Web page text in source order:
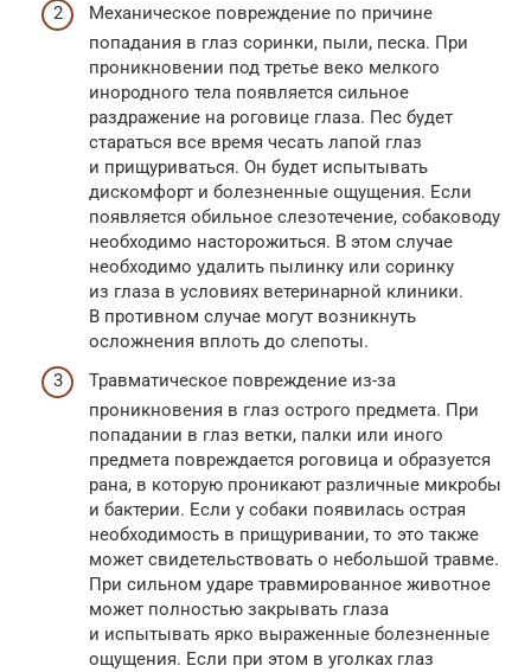
Механическое повреждение по причине
попадания в глаз соринки, пыли, песка. При
проникновении под третье веко мелкого
инородного тела появляется сильное
раздражение на роговице глаза. Пес будет
стараться все время чесать лапой глаз
и прищуриваться. Он будет испытывать
дискомфорт и болезненные ощущения. Если
появляется обильное слезотечение, собаководу
необходимо насторожиться. В этом случае
необходимо удалить пылинку или соринку
из глаза в условиях ветеринарной клиники.
В противном случае могут возникнуть
осложнения вплоть до слепоты.
Травматическое повреждение из-за
проникновения в глаз острого предмета. При
попадании в глаз ветки, палки или иного
предмета повреждается роговица и образуется
рана, в которую проникают различные микробы
и бактерии. Если у собаки появилась острая
необходимость в прищуривании, то это также
может свидетельствовать о небольшой травме.
При сильном ударе травмированное животное
может полностью закрывать глаза
и испытывать ярко выраженные болезненные
ощущения. Если при этом в уголках глаз